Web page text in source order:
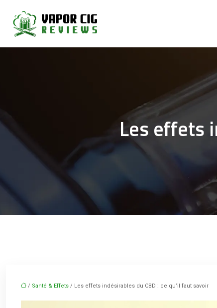
Les effets
/ Santé & Effets / Les effets indésirables du CBD : ce qu’il faut savoir